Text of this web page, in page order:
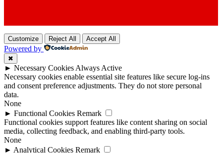
Customize Reject All Accept All
Powered by
✖
► Necessary Cookies Always Active
Necessary cookies enable essential site features like secure log-ins
and consent preference adjustments. They do not store personal
data.
None
► Functional Cookies Remark
Functional cookies support features like content sharing on social
media, collecting feedback, and enabling third-party tools.
None
► Analytical Cookies Remark